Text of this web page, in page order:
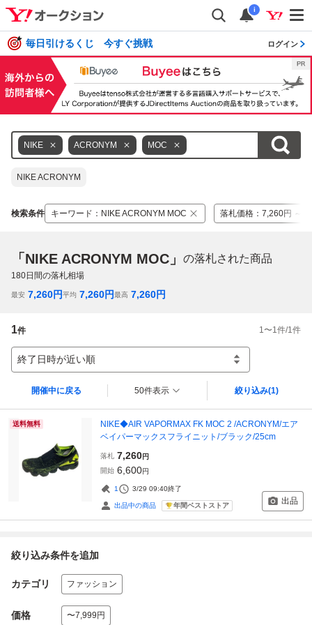
i
毎日引けるくじ 今すぐ挑戦 ログイン
NIKE ACRONYM MOC
NIKE ACRONYM
検索条件 キーワード ： NIKE ACRONYM MOC 落札価格 ： 7,260円 ～
「NIKE ACRONYM MOC」 の落札された商品
180日間の落札相場
最安 7,260円平均 7,260円最高 7,260円
1件 1 〜1 件/1 件
終了日時が近い順
開催中に戻る 50件表示 絞り込み(1)
送料無料
NIKE◆AIR VAPORMAX FK MOC 2 /ACRONYM/エア
ベイパーマックスフライニット/ブラック/25cm
落札 7,260円
開始 6,600円
1 3/29 09:40終了
出品中の商品 年間ベストストア 出品
絞り込み条件を追加
カテゴリ ファッション
価格 〜7,999円